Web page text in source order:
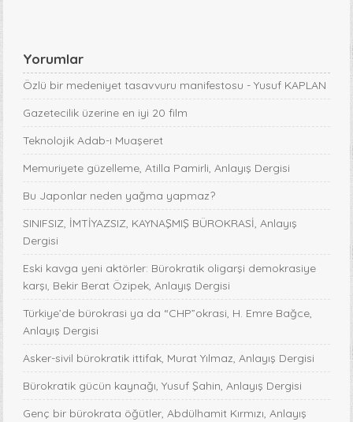
Yorumlar
Özlü bir medeniyet tasavvuru manifestosu - Yusuf KAPLAN
Gazetecilik üzerine en iyi 20 film
Teknolojik Adab-ı Muaşeret
Memuriyete güzelleme, Atilla Pamirli, Anlayış Dergisi
Bu Japonlar neden yağma yapmaz?
SINIFSIZ, İMTİYAZSIZ, KAYNAŞMIŞ BÜROKRASİ, Anlayış
Dergisi
Eski kavga yeni aktörler: Bürokratik oligarşi demokrasiye
karşı, Bekir Berat Özipek, Anlayış Dergisi
Türkiye’de bürokrasi ya da “CHP”okrasi, H. Emre Bağce,
Anlayış Dergisi
Asker-sivil bürokratik ittifak, Murat Yılmaz, Anlayış Dergisi
Bürokratik gücün kaynağı, Yusuf Şahin, Anlayış Dergisi
Genç bir bürokrata öğütler, Abdülhamit Kırmızı, Anlayış